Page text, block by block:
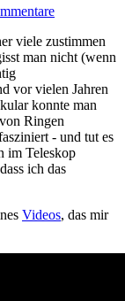
viele zustimmen
man nicht (wenn
vor vielen Jahren
konnte man
Ringen
- und tut es
im Teleskop
ich das
Videos, das mir